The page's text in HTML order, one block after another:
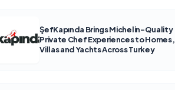
ŞefKapında Brings Michelin-Quality
Private Chef Experiences to Homes,
Villas and Yachts Across Turkey